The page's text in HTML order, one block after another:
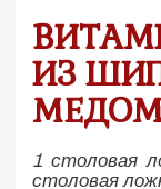
ИЗ
1 столовая
столовая